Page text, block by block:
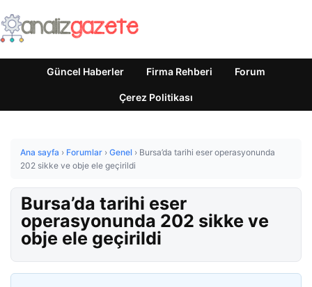
Güncel Haberler Firma Rehberi Forum
Çerez Politikası
Ana sayfa › Forumlar › Genel › Bursa’da tarihi eser operasyonunda
202 sikke ve obje ele geçirildi
Bursa’da tarihi eser
operasyonunda 202 sikke ve
obje ele geçirildi